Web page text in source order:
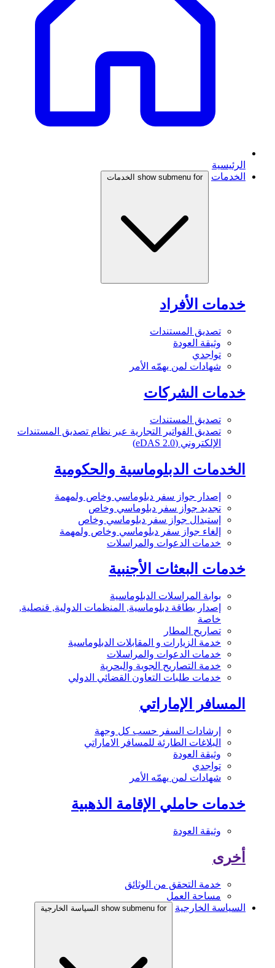
الرئيسية
الخدمات
show submenu for الخدمات
خدمات الأفراد
تصديق المستندات
وثيقة العودة
تواجدي
شهادات لمن يهمّه الأمر
خدمات الشركات
تصديق المستندات
تصديق الفواتير التجارية عبر نظام تصديق المستندات
الإلكتروني (eDAS 2.0)
الخدمات الدبلوماسية والحكومية
إصدار جواز سفر دبلوماسي وخاص ولمهمة
تجديد جواز سفر دبلوماسي وخاص
إستبدال جواز سفر دبلوماسي وخاص
إلغاء جواز سفر دبلوماسي وخاص ولمهمة
خدمات الدعوات والمراسلات
خدمات البعثات الأجنبية
بوابة المراسلات الدبلوماسية
إصدار بطاقة دبلوماسية, المنظمات الدولية, قنصلية,
خاصة
تصاريح المطار
خدمة الزيارات و المقابلات الدبلوماسية
خدمات الدعوات والمراسلات
خدمة التصاريح الجوية والبحرية
خدمات طلبات التعاون القضائي الدولي
المسافر الإماراتي
إرشادات السفر حسب كل وجهة
البلاغات الطارئة للمسافر الاماراتي
وثيقة العودة
تواجدي
شهادات لمن يهمّه الأمر
خدمات حاملي الإقامة الذهبية
وثيقة العودة
أخرى
خدمة التحقق من الوثائق
مساحة العمل
السياسة الخارجية
show submenu for السياسة الخارجية